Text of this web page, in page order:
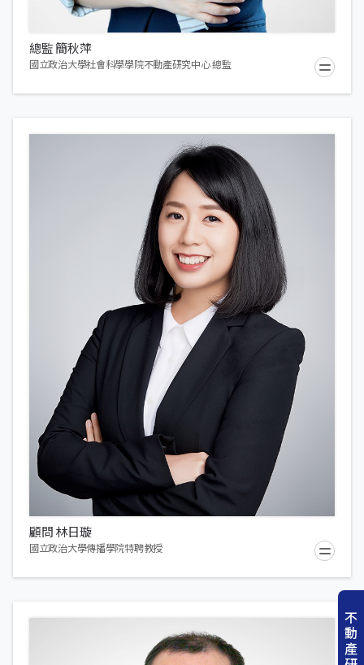
總監 簡秋萍
國立政治大學社會科學學院不動產研究中心 總監
顧問 林日璇
國立政治大學傳播學院特聘教授
不
動
產